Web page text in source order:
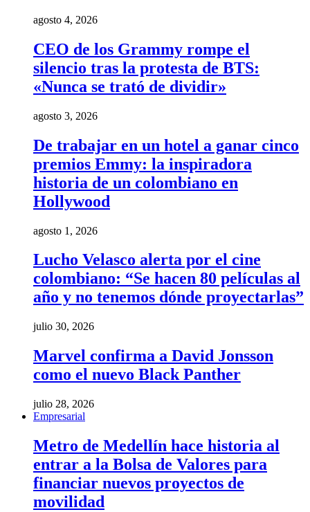
agosto 4, 2026
CEO de los Grammy rompe el
silencio tras la protesta de BTS:
«Nunca se trató de dividir»
agosto 3, 2026
De trabajar en un hotel a ganar cinco
premios Emmy: la inspiradora
historia de un colombiano en
Hollywood
agosto 1, 2026
Lucho Velasco alerta por el cine
colombiano: “Se hacen 80 películas al
año y no tenemos dónde proyectarlas”
julio 30, 2026
Marvel confirma a David Jonsson
como el nuevo Black Panther
julio 28, 2026
Empresarial
Metro de Medellín hace historia al
entrar a la Bolsa de Valores para
financiar nuevos proyectos de
movilidad